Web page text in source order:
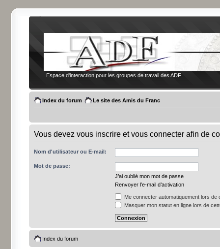
Espace d'interaction pour les groupes de travail des ADF
Index du forum Le site des Amis du Franc
Vous devez vous inscrire et vous connecter afin de
Nom d'utilisateur ou E-mail:
Mot de passe:
J’ai oublié mon mot de passe
Renvoyer l’e-mail d’activation
Me connecter automatiquement lors de
Masquer mon statut en ligne lors de
Index du forum